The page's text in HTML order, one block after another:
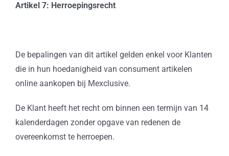
Artikel 7: Herroepingsrecht
De bepalingen van dit artikel gelden enkel voor Klanten
die in hun hoedanigheid van consument artikelen
online aankopen bij Mexclusive.
De Klant heeft het recht om binnen een termijn van 14
kalenderdagen zonder opgave van redenen de
overeenkomst te herroepen.